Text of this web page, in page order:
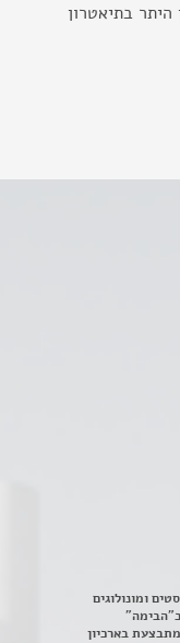
בתיאטרון
ומונולוגים
ב"הבימה"
בארכיון